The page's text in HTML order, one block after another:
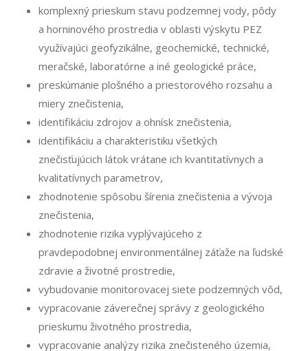
komplexný prieskum stavu podzemnej vody, pôdy
a horninového prostredia v oblasti výskytu PEZ
využívajúci geofyzikálne, geochemické, technické,
meračské, laboratórne a iné geologické práce,
preskúmanie plošného a priestorového rozsahu a
miery znečistenia,
identifikáciu zdrojov a ohnísk znečistenia,
identifikáciu a charakteristiku všetkých
znečisťujúcich látok vrátane ich kvantitatívnych a
kvalitatívnych parametrov,
zhodnotenie spôsobu šírenia znečistenia a vývoja
znečistenia,
zhodnotenie rizika vyplývajúceho z
pravdepodobnej environmentálnej záťaže na ľudské
zdravie a životné prostredie,
vybudovanie monitorovacej siete podzemných vôd,
vypracovanie záverečnej správy z geologického
prieskumu životného prostredia,
vypracovanie analýzy rizika znečisteného územia,